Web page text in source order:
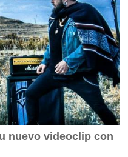
nuevo videoclip con